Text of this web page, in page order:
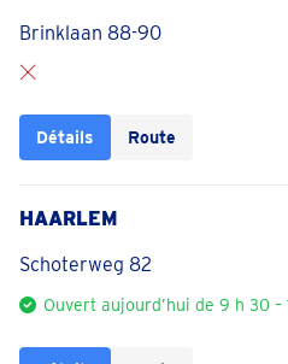
Brinklaan 88-90
Détails Route
HAARLEM
Schoterweg 82
Ouvert aujourd’hui de 9 h 30 –